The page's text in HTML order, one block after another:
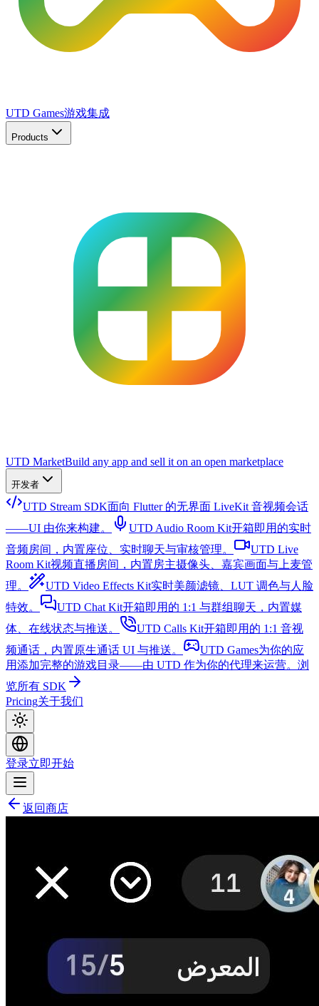
UTD Games游戏集成
Products
UTD MarketBuild any app and sell it on an open marketplace
开发者
UTD Stream SDK面向 Flutter 的无界面 LiveKit 音视频会话
——UI 由你来构建。
UTD Audio Room Kit开箱即用的实时
音频房间，内置座位、实时聊天与审核管理。
UTD Live
Room Kit视频直播房间，内置房主摄像头、嘉宾画面与上麦管
理。
UTD Video Effects Kit实时美颜滤镜、LUT 调色与人脸
特效。
UTD Chat Kit开箱即用的 1:1 与群组聊天，内置媒
体、在线状态与推送。
UTD Calls Kit开箱即用的 1:1 音视
频通话，内置原生通话 UI 与推送。
UTD Games为你的应
用添加完整的游戏目录——由 UTD 作为你的代理来运营。 浏
览所有 SDK
Pricing关于我们
登录立即开始
返回商店